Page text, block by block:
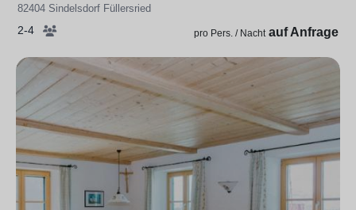
82404 Sindelsdorf Füllersried
2-4 pro Pers. / Nacht auf Anfrage